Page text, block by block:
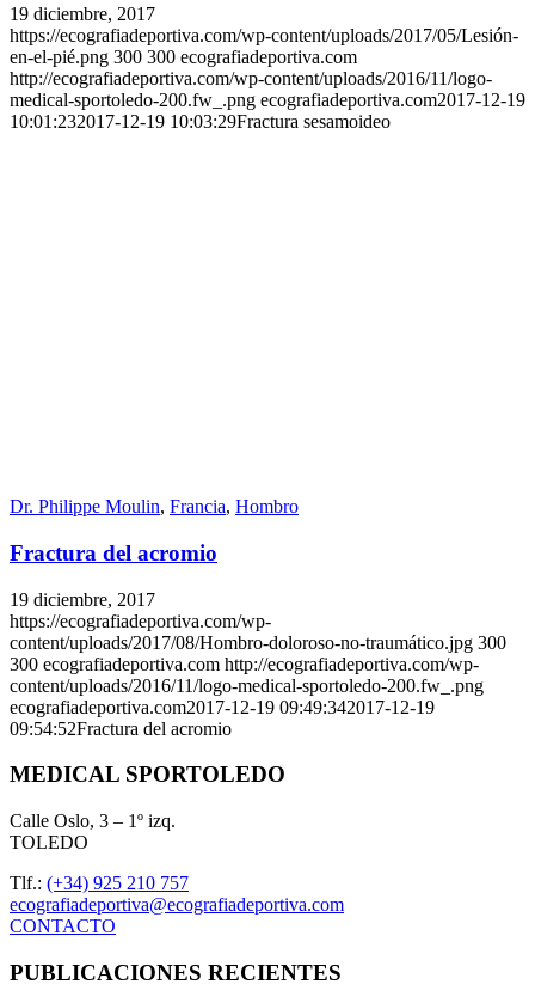
19 diciembre, 2017
https://ecografiadeportiva.com/wp-content/uploads/2017/05/Lesión-
en-el-pié.png 300 300 ecografiadeportiva.com
http://ecografiadeportiva.com/wp-content/uploads/2016/11/logo-
medical-sportoledo-200.fw_.png ecografiadeportiva.com2017-12-19
10:01:232017-12-19 10:03:29Fractura sesamoideo
Dr. Philippe Moulin, Francia, Hombro
Fractura del acromio
19 diciembre, 2017
https://ecografiadeportiva.com/wp-
content/uploads/2017/08/Hombro-doloroso-no-traumático.jpg 300
300 ecografiadeportiva.com http://ecografiadeportiva.com/wp-
content/uploads/2016/11/logo-medical-sportoledo-200.fw_.png
ecografiadeportiva.com2017-12-19 09:49:342017-12-19
09:54:52Fractura del acromio
MEDICAL SPORTOLEDO
Calle Oslo, 3 – 1º izq.
TOLEDO
Tlf.: (+34) 925 210 757
ecografiadeportiva@ecografiadeportiva.com
CONTACTO
PUBLICACIONES RECIENTES